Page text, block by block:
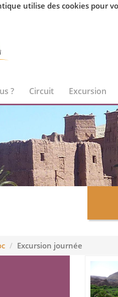
utilise des cookies
? Circuit Excursion
Excursion journée